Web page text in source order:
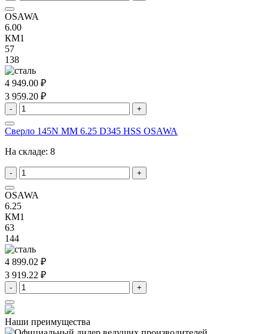
OSAWA
6.00
КМ1
57
138
4 949.00 ₽
3 959.20 ₽
- +
Сверло 145N MM 6.25 D345 HSS OSAWA
На складе: 8
- +
OSAWA
6.25
КМ1
63
144
4 899.02 ₽
3 919.22 ₽
- +
Наши преимущества